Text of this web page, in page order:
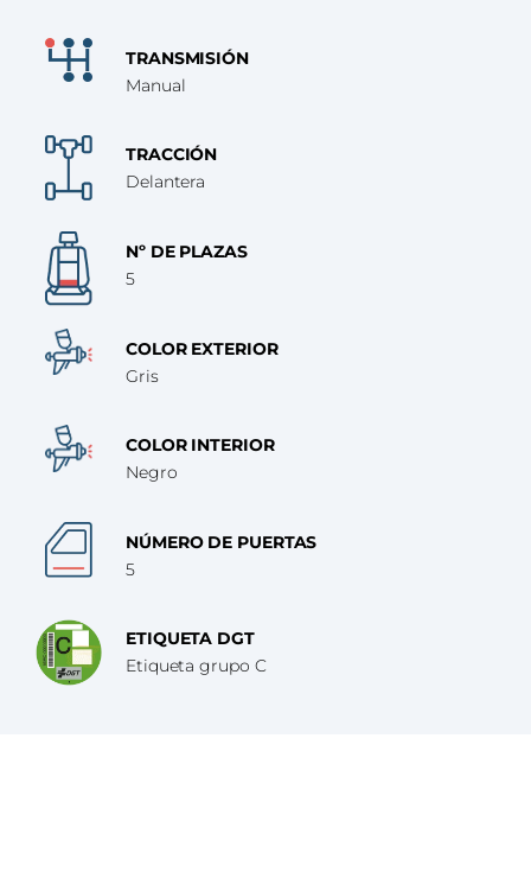
TRANSMISIÓN
Manual
TRACCIÓN
Delantera
Nº DE PLAZAS
5
COLOR EXTERIOR
Gris
COLOR INTERIOR
Negro
NÚMERO DE PUERTAS
5
ETIQUETA DGT
Etiqueta grupo C